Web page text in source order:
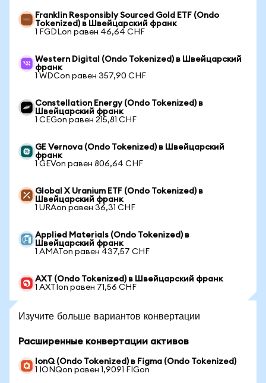
Franklin Responsibly Sourced Gold ETF (Ondo
Tokenized) в Швейцарский франк
1 FGDLon равен 46,64 CHF
Western Digital (Ondo Tokenized) в Швейцарский
франк
1 WDCon равен 357,90 CHF
Constellation Energy (Ondo Tokenized) в
Швейцарский франк
1 CEGon равен 215,81 CHF
GE Vernova (Ondo Tokenized) в Швейцарский
франк
1 GEVon равен 806,64 CHF
Global X Uranium ETF (Ondo Tokenized) в
Швейцарский франк
1 URAon равен 36,31 CHF
Applied Materials (Ondo Tokenized) в
Швейцарский франк
1 AMATon равен 437,57 CHF
AXT (Ondo Tokenized) в Швейцарский франк
1 AXTIon равен 71,56 CHF
Изучите больше вариантов конвертации
Расширенные конвертации активов
IonQ (Ondo Tokenized) в Figma (Ondo Tokenized)
1 IONQon равен 1,9091 FIGon